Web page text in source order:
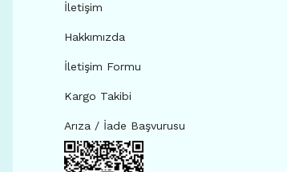
İletişim
Hakkımızda
İletişim Formu
Kargo Takibi
Arıza / İade Başvurusu